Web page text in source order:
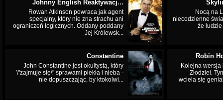
Johnny English Reaktywacj...
Rowan Atkinson powraca jak agent
specjalny, który nie zna strachu ani
ograniczeń logicznych. Oddany poddany
Jej Królewsk...
Nocą na
niecodzienne
że
Constantine
John Constantine jest okultystą, który
\"zajmuje się\" sprawami piekła i nieba -
nie dopuszczając, by ktokolwi...
Robin
Kolejna wersja
Złodziei.
wciela się